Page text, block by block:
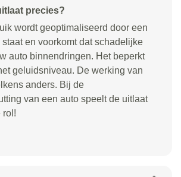
precies?
wordt geoptimaliseerd door een
en voorkomt dat schadelijke
auto binnendringen. Het beperkt
geluidsniveau. De werking van
anders. Bij de
van een auto speelt de uitlaat
rol!